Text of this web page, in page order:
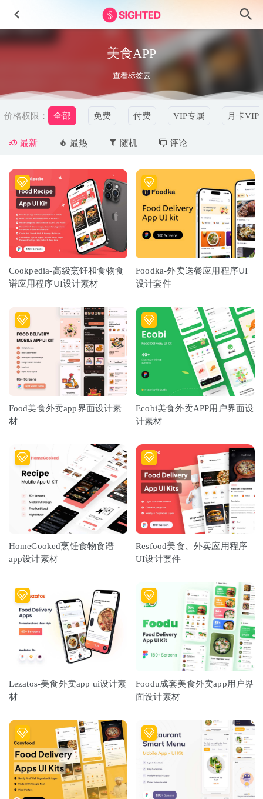
美食APP
查看标签云
价格权限： 全部 免费 付费 VIP专属 月卡VIP
最新 最热 随机 评论
Cookpedia-高级烹饪和食物食
谱应用程序UI设计素材
Foodka-外卖送餐应用程序UI
设计套件
Food美食外卖app界面设计素
材
Ecobi美食外卖APP用户界面设
计素材
HomeCooked烹饪食物食谱
app设计素材
Resfood美食、外卖应用程序
UI设计套件
Lezatos-美食外卖app ui设计素
材
Foodu成套美食外卖app用户界
面设计素材
Travelio旅行app ui设计素材 Figma源文件
Overpay-成套财务网站仪表盘UI设计素材
2024-11-13
app界面导航ui设计 .fig素材
2022-03-21
VR AR 医疗医院健康场景插画 .ai素材 2021-12-22